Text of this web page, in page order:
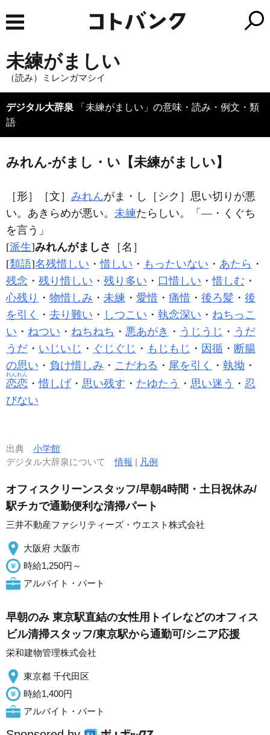
未練がましい
（読み）ミレンガマシイ
デジタル大辞泉
語
みれん‐がまし・い【未練がましい】
［形］ ［文］ みれんがま・し ［シク］ 思い切りが悪
い。あきらめが悪い。 未練たらしい。「―・くぐち
を言う」
[派生]みれんがましさ
［名］
[類語]名残惜しい ・惜しい ・ もったいない ・ あたら ・
残念 ・ 残り惜しい ・ 残り多い ・ 口惜しい ・惜しむ ・
心残り ・ 物惜しみ ・ 未練 ・ 愛惜 ・ 痛惜 ・ 後ろ髪 ・ 後
を引く
・ 去り難い ・ しつこい ・ 執念深い ・ ねちっこ
い ・ ねつい ・ ねちねち ・ 悪あがき ・ うじうじ ・ うだ
うだ ・ いじいじ ・ ぐじぐじ ・ もじもじ ・ 因循 ・ 断腸
の思い ・ 負け惜しみ ・ こだわる ・ 尾を引く ・ 執拗 ・
恋恋
れんれん
・惜しげ ・ 思い残す ・ たゆたう ・ 思い迷う ・ 忍
びない
出典 小学館
デジタル大辞泉について情報 | 凡例
オフィスクリーンスタッフ/早朝4時間・土日祝休み/
駅チカで通勤便利な清掃パート
三井不動産ファシリティーズ・ウエスト株式会社
大阪府 大阪市
時給1,250円～
アルバイト・パート
早朝のみ 東京駅直結の女性用トイレなどのオフィス
ビル清掃スタッフ/東京駅から通勤可/シニア応援
栄和建物管理株式会社
東京都 千代田区
時給1,400円
アルバイト・パート